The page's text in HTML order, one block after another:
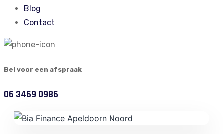
Blog
Contact
Bel voor een afspraak
06 3469 0986